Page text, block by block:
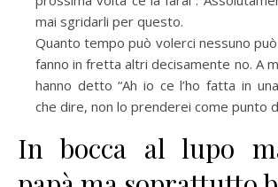
mai sgridarli per questo.
Quanto tempo può volerci nessuno può
fanno in fretta altri decisamente no. A
hanno detto “Ah io ce l’ho fatta in
che dire, non lo prenderei come punto
In bocca al lupo